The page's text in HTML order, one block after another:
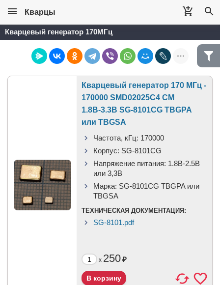
Кварцы
Кварцевый генератор 170МГц
Кварцевый генератор 170 МГц -
170000 SMD02025C4 CM
1.8В-3.3В SG-8101CG TBGPA
или TBGSA
Частота, кГц: 170000
Корпус: SG-8101CG
Напряжение питания: 1.8В-2.5B
или 3,3B
Марка: SG-8101CG TBGPA или
TBGSA
ТЕХНИЧЕСКАЯ ДОКУМЕНТАЦИЯ:
SG-8101.pdf
x 250₽